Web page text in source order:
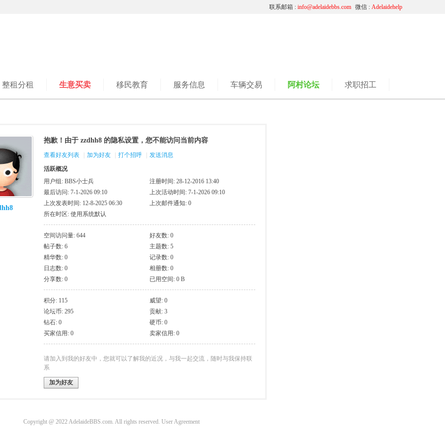
微信 : Adelaidehelp
联系邮箱 : info@adelaidebbs.com
整租分租 生意买卖 移民教育 服务信息 车辆交易 阿村论坛 求职招工
抱歉！由于 zzdhh8 的隐私设置，您不能访问当前内容
查看好友列表 加为好友 打个招呼
发送消息
活跃概况
用户组: BBS小士兵
注册时间: 28-12-2016 13:40
最后访问: 7-1-2026 09:10
上次活动时间: 7-1-2026 09:10
上次发表时间: 12-8-2025 06:30
上次邮件通知: 0
所在时区: 使用系统默认
空间访问量: 644
好友数: 0
帖子数: 6
主题数: 5
精华数: 0
记录数: 0
日志数: 0
相册数: 0
分享数: 0
已用空间: 0 B
积分: 115
威望: 0
论坛币: 295
贡献: 3
钻石: 0
硬币: 0
买家信用: 0
卖家信用: 0
请加入到我的好友中，您就可以了解我的近况，与我一起交流，随时与我保持联
系
加为好友
Copyright @ 2022 AdelaideBBS.com. All rights reserved. User Agreement